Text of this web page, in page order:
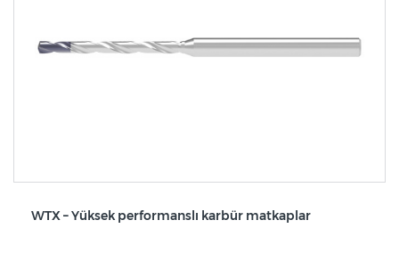
WTX – Yüksek performanslı karbür matkaplar